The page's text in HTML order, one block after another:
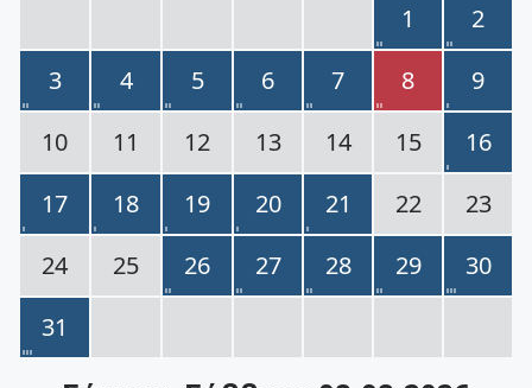
1
2
3
4 5 6 7 8
9
10
11 12 13 14 15
16
17
18 19 20 21 22
23
24
25 26 27 28 29
30
31